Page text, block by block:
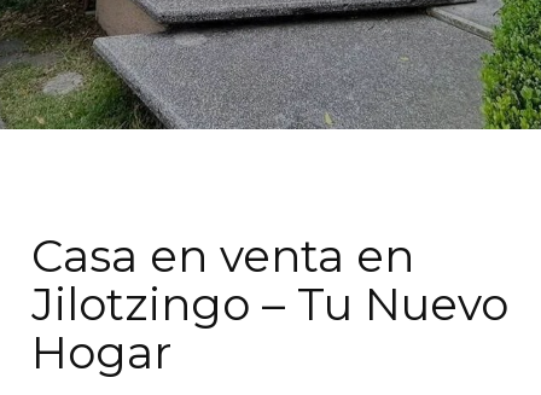
Casa en venta en
Jilotzingo – Tu Nuevo
Hogar